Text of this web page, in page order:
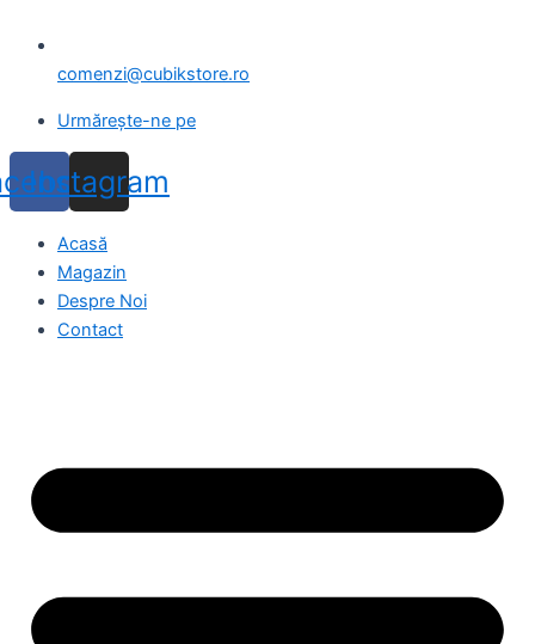
comenzi@cubikstore.ro
Urmărește-ne pe
Instagram
Acasă
Magazin
Despre Noi
Contact